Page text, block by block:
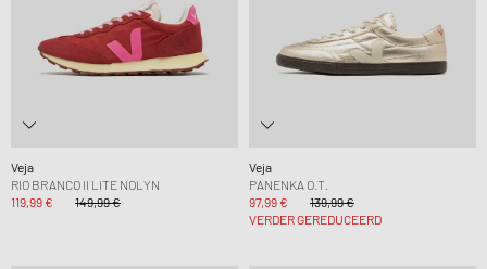
Veja
RIO BRANCO II LITE NOLYN
119,99 €
149,99 €
Veja
PANENKA O.T.
97,99 €
139,99 €
VERDER GEREDUCEERD